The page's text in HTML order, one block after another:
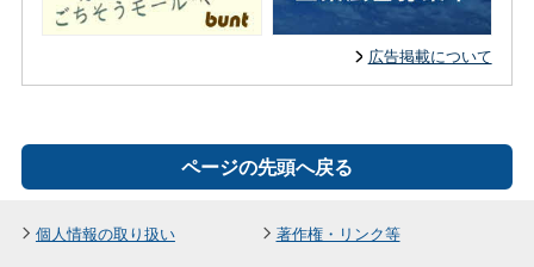
広告掲載について
ページの先頭へ戻る
個人情報の取り扱い
著作権・リンク等